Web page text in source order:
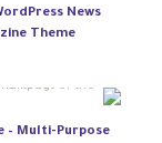
News
Theme
– Multi-Purpose